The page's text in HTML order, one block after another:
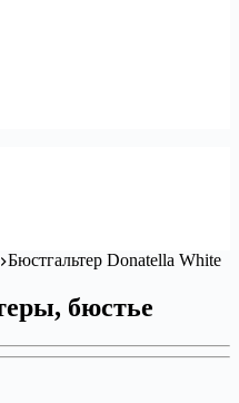
Бюстгальтер Donatella White
бюстье